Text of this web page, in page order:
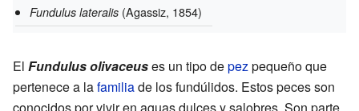
Fundulus lateralis (Agassiz, 1854)
El Fundulus olivaceuses un tipo depezpequeño que
pertenece a lafamiliade los fundúlidos. Estos peces son
conocidos por vivir en aguas dulces y salobres. Son parte